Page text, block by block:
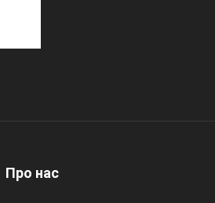
Про нас